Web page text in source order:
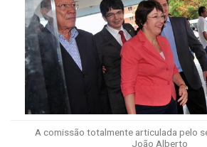
A comissão totalmente articulada pelo
João Alberto